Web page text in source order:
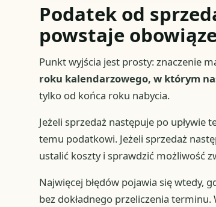
Podatek od
powstaje
Punkt wyjścia jest prosty: znaczenie
roku kalendarzowego, w którym
tylko od końca roku nabycia.
Jeżeli sprzedaż następuje po upływie
temu podatkowi. Jeżeli sprzedaż
ustalić koszty i sprawdzić możliwość
Najwięcej błędów pojawia się wtedy,
bez dokładnego przeliczenia